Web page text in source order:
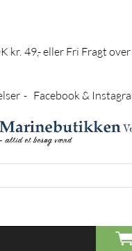
kr. 49,- eller Fri Fragt over
- Facebook &